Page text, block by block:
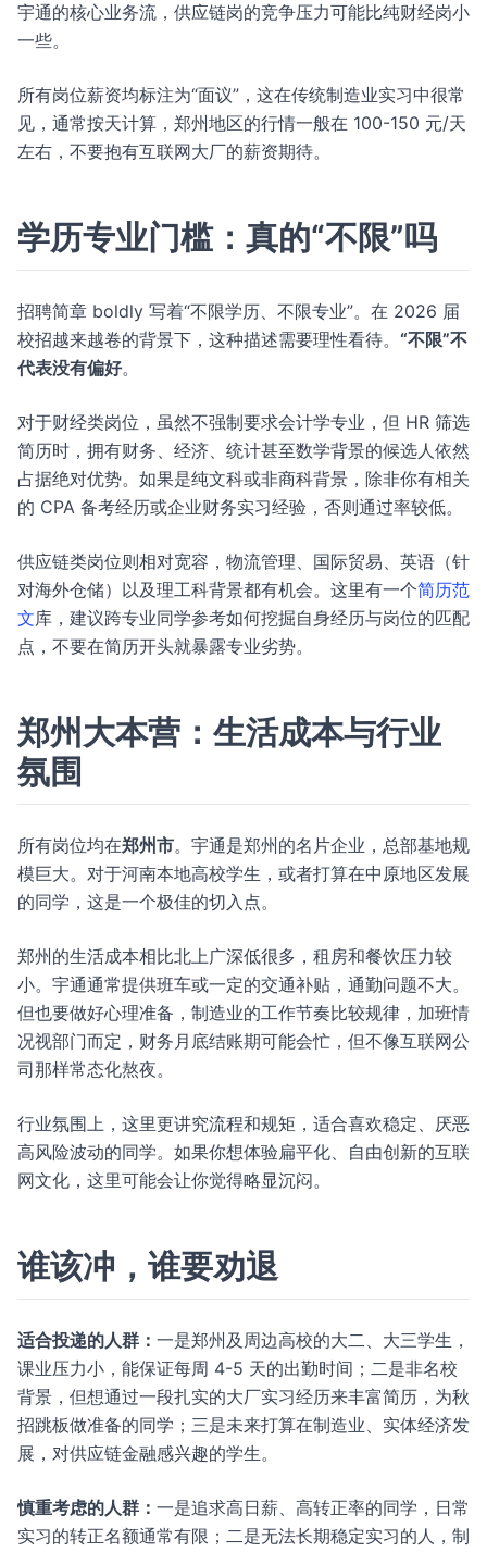
宇通的核心业务流，供应链岗的竞争压力可能比纯财经岗小
一些。
所有岗位薪资均标注为“面议”，这在传统制造业实习中很常
见，通常按天计算，郑州地区的行情一般在 100-150 元/天
左右，不要抱有互联网大厂的薪资期待。
学历专业门槛：真的“不限”吗
招聘简章 boldly 写着“不限学历、不限专业”。在 2026 届
校招越来越卷的背景下，这种描述需要理性看待。 “不限”不
代表没有偏好。
对于财经类岗位，虽然不强制要求会计学专业，但 HR 筛选
简历时，拥有财务、经济、统计甚至数学背景的候选人依然
占据绝对优势。如果是纯文科或非商科背景，除非你有相关
的 CPA 备考经历或企业财务实习经验，否则通过率较低。
供应链类岗位则相对宽容，物流管理、国际贸易、英语（针
对海外仓储）以及理工科背景都有机会。这里有一个简历范
文库，建议跨专业同学参考如何挖掘自身经历与岗位的匹配
点，不要在简历开头就暴露专业劣势。
郑州大本营：生活成本与行业
氛围
所有岗位均在郑州市。宇通是郑州的名片企业，总部基地规
模巨大。对于河南本地高校学生，或者打算在中原地区发展
的同学，这是一个极佳的切入点。
郑州的生活成本相比北上广深低很多，租房和餐饮压力较
小。宇通通常提供班车或一定的交通补贴，通勤问题不大。
但也要做好心理准备，制造业的工作节奏比较规律，加班情
况视部门而定，财务月底结账期可能会忙，但不像互联网公
司那样常态化熬夜。
行业氛围上，这里更讲究流程和规矩，适合喜欢稳定、厌恶
高风险波动的同学。如果你想体验扁平化、自由创新的互联
网文化，这里可能会让你觉得略显沉闷。
谁该冲，谁要劝退
适合投递的人群： 一是郑州及周边高校的大二、大三学生，
课业压力小，能保证每周 4-5 天的出勤时间；二是非名校
背景，但想通过一段扎实的大厂实习经历来丰富简历，为秋
招跳板做准备的同学；三是未来打算在制造业、实体经济发
展，对供应链金融感兴趣的学生。
慎重考虑的人群： 一是追求高日薪、高转正率的同学，日常
实习的转正名额通常有限；二是无法长期稳定实习的人，制